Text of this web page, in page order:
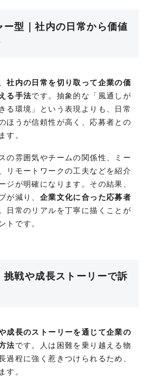
型｜社内の日常から価値
社内の日常を切り取って企業の価
る手法です。抽象的な「風通しが
る環境」という表現よりも、日常
ほうが信頼性が高く、応募者との
す。
の雰囲気やチームの関係性、ミー
リモートワークの工夫などを紹介
ジが明確になります。その結果、
が減り、 企業文化に合った応募者
日常のリアルを丁寧に描くことが
トです。
挑戦や成長ストーリーで訴
成長のストーリーを通じて企業の
法です。人は困難を乗り越える物
過程に強く惹きつけられるため、
す。